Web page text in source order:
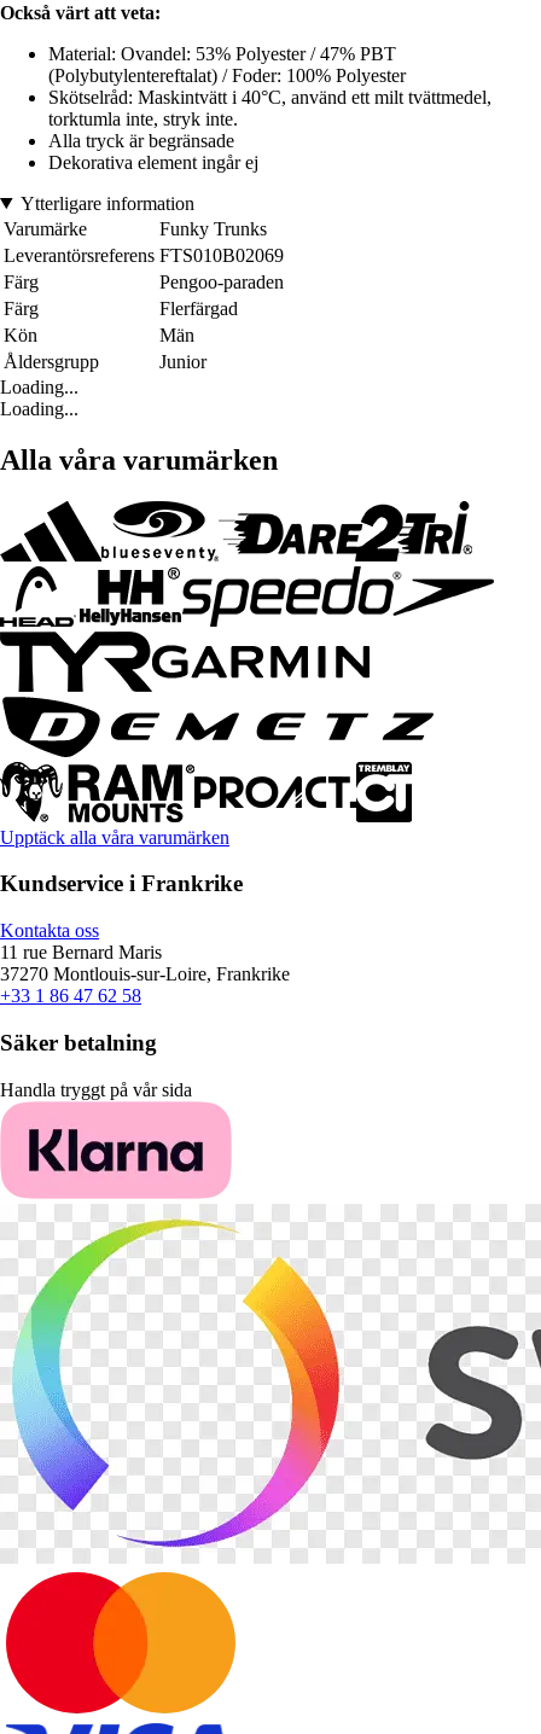
Också värt att veta:
Material: Ovandel: 53% Polyester / 47% PBT
(Polybutylentereftalat) / Foder: 100% Polyester
Skötselråd: Maskintvätt i 40°C, använd ett milt tvättmedel,
torktumla inte, stryk inte.
Alla tryck är begränsade
Dekorativa element ingår ej
Ytterligare information
Varumärke
Funky Trunks
Leverantörsreferens FTS010B02069
Färg
Pengoo-paraden
Färg
Flerfärgad
Kön
Män
Åldersgrupp
Junior
Loading...
Loading...
Alla våra varumärken
Upptäck alla våra varumärken
Kundservice i Frankrike
Kontakta oss
11 rue Bernard Maris
37270 Montlouis-sur-Loire, Frankrike
+33 1 86 47 62 58
Säker betalning
Handla tryggt på vår sida